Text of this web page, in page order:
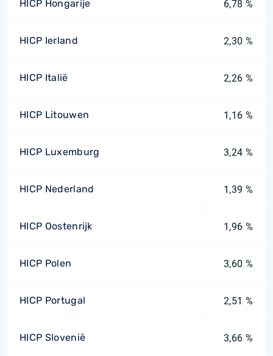
HICP Hongarije 6,78 %
HICP Ierland 2,30 %
HICP Italië 2,26 %
HICP Litouwen 1,16 %
HICP Luxemburg 3,24 %
HICP Nederland 1,39 %
HICP Oostenrijk 1,96 %
HICP Polen 3,60 %
HICP Portugal 2,51 %
HICP Slovenië 3,66 %